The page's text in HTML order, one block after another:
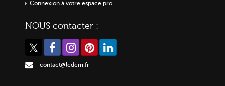
Connexion à votre espace pro
NOUS contacter :
contact@lcdcm.fr